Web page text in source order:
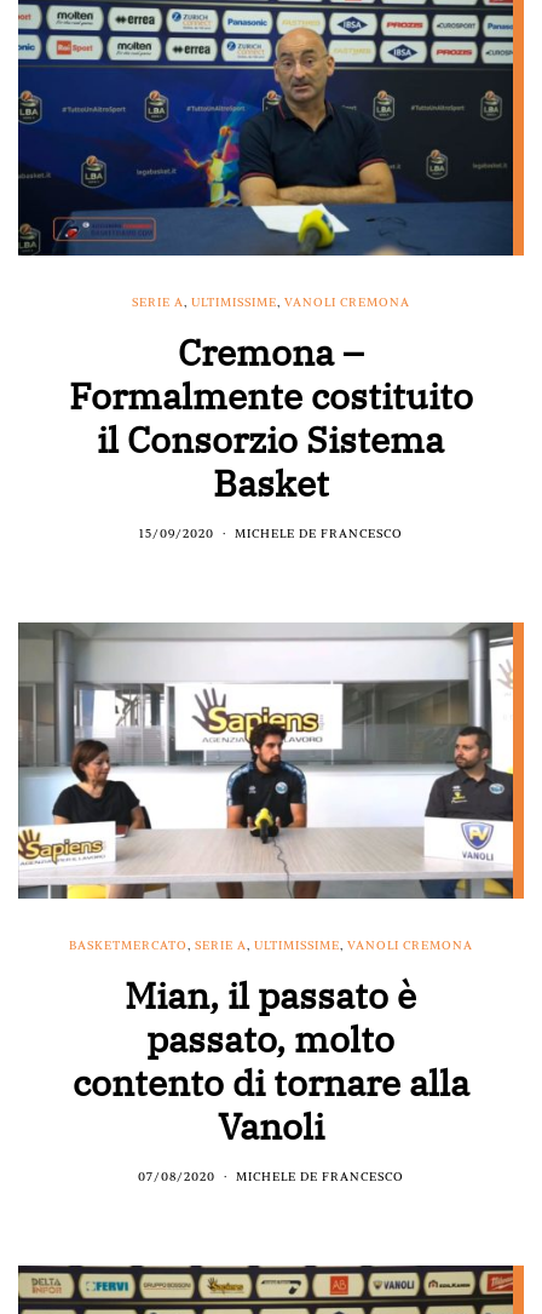
SERIE A, ULTIMISSIME, VANOLI CREMONA
Cremona –
Formalmente costituito
il Consorzio Sistema
Basket
15/09/2020 MICHELE DE FRANCESCO
BASKETMERCATO, SERIE A, ULTIMISSIME, VANOLI CREMONA
Mian, il passato è
passato, molto
contento di tornare alla
Vanoli
07/08/2020 MICHELE DE FRANCESCO